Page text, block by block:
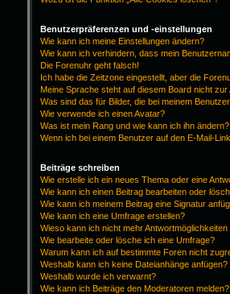
Benutzerpräferenzen und -einstellungen
Wie kann ich meine Einstellungen ändern?
Wie kann ich verhindern, dass mein
Die Forenuhr geht falsch!
Ich habe die Zeitzone eingestellt, aber die
Meine Sprache steht auf diesem Board nicht zur
Was sind das für Bilder, die bei meinem
Wie verwende ich einen Avatar?
Was ist mein Rang und wie kann ich ihn ändern?
Wenn ich bei einem Benutzer auf den E-Mail-
Beiträge schreiben
Wie erstelle ich ein neues Thema oder eine
Wie kann ich einen Beitrag bearbeiten oder
Wie kann ich meinem Beitrag eine Signatur
Wie kann ich eine Umfrage erstellen?
Wieso kann ich nicht mehr Antwortmöglichkeiten
Wie bearbeite oder lösche ich eine Umfrage?
Warum kann ich auf bestimmte Foren nicht
Weshalb kann ich keine Dateianhänge anfügen?
Weshalb wurde ich verwarnt?
Wie kann ich Beiträge den Moderatoren melden?